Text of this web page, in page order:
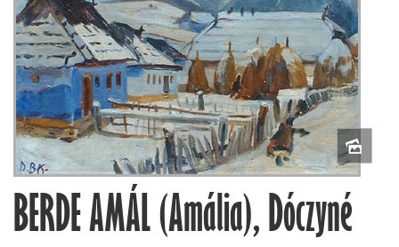
BERDE AMÁL (Amália), Dóczyné